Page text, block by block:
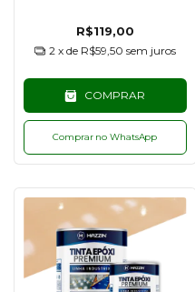
R$119,00
2 x de R$59,50 sem juros
COMPRAR
Comprar no WhatsApp